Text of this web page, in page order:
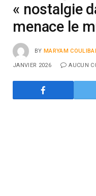
« nostalgie
menace le
BY MARYAM
JANVIER 2026 AUCUN